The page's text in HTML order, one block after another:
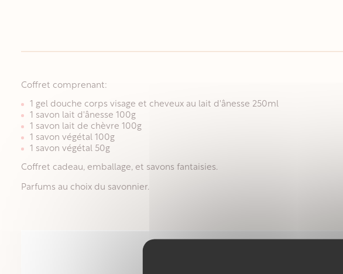
Coffret comprenant:
1 gel douche corps visage et cheveux au lait d'ânesse 250ml
1 savon lait d'ânesse 100g
1 savon lait de chèvre 100g
1 savon végétal 100g
1 savon végétal 50g
Coffret cadeau, emballage, et savons fantaisies.
Parfums au choix du savonnier.